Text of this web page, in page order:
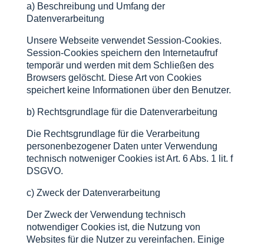
a) Beschreibung und Umfang der
Datenverarbeitung
Unsere Webseite verwendet Session-Cookies.
Session-Cookies speichern den Internetaufruf
temporär und werden mit dem Schließen des
Browsers gelöscht. Diese Art von Cookies
speichert keine Informationen über den Benutzer.
b) Rechtsgrundlage für die Datenverarbeitung
Die Rechtsgrundlage für die Verarbeitung
personenbezogener Daten unter Verwendung
technisch notweniger Cookies ist Art. 6 Abs. 1 lit. f
DSGVO.
c) Zweck der Datenverarbeitung
Der Zweck der Verwendung technisch
notwendiger Cookies ist, die Nutzung von
Websites für die Nutzer zu vereinfachen. Einige